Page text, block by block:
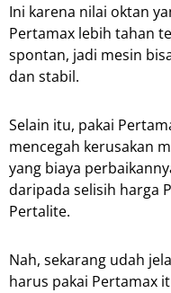
Ini karena nilai oktan
Pertamax lebih tahan
spontan, jadi mesin
dan stabil.
Selain itu, pakai
mencegah kerusakan
yang biaya
daripada selisih harga
Pertalite.
Nah, sekarang udah
harus pakai Pertamax